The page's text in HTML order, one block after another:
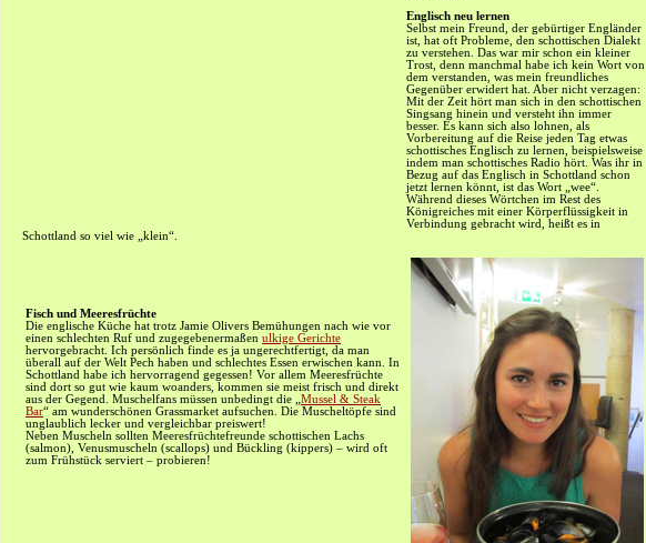
Englisch neu lernen
Selbst mein Freund, der gebürtiger Engländer
ist, hat oft Probleme, den schottischen Dialekt
zu verstehen. Das war mir schon ein kleiner
Trost, denn manchmal habe ich kein Wort von
dem verstanden, was mein freundliches
Gegenüber erwidert hat. Aber nicht verzagen:
Mit der Zeit hört man sich in den schottischen
Singsang hinein und versteht ihn immer
besser. Es kann sich also lohnen, als
Vorbereitung auf die Reise jeden Tag etwas
schottisches Englisch zu lernen, beispielsweise
indem man schottisches Radio hört. Was ihr in
Bezug auf das Englisch in Schottland schon
jetzt lernen könnt, ist das Wort „wee“.
Während dieses Wörtchen im Rest des
Königreiches mit einer Körperflüssigkeit in
Verbindung gebracht wird, heißt es in
Schottland so viel wie „klein“.
Fisch und Meeresfrüchte
Die englische Küche hat trotz Jamie Olivers Bemühungen nach wie vor
einen schlechten Ruf und zugegebenermaßen ulkige Gerichte
hervorgebracht. Ich persönlich finde es ja ungerechtfertigt, da man
überall auf der Welt Pech haben und schlechtes Essen erwischen kann. In
Schottland habe ich hervorragend gegessen! Vor allem Meeresfrüchte
sind dort so gut wie kaum woanders, kommen sie meist frisch und direkt
aus der Gegend. Muschelfans müssen unbedingt die „ Mussel & Steak
Bar“ am wunderschönen Grassmarket aufsuchen. Die Muscheltöpfe sind
unglaublich lecker und vergleichbar preiswert!
Neben Muscheln sollten Meeresfrüchtefreunde schottischen Lachs
(salmon), Venusmuscheln (scallops) und Bückling (kippers) – wird oft
zum Frühstück serviert – probieren!